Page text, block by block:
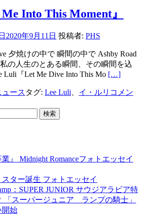
Into This Moment』
2020年9月11日 投稿者: PHS
夕焼けの中で 瞬間の中で Ashby Road
の人生のとある瞬間、その瞬間を込
『Let Me Dive Into This Mo Read
about
[…]
ュース タグ: Lee Luli イ・ルリ コメン
』 Midnight Romanceフォトエッセイ
ター誕生 フォトエッセイ
：SUPER JUNIOR サウジアラビア特
「スーパージュニア ランプの騎士」
始